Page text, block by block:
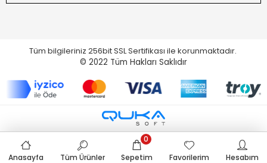
Tüm bilgileriniz 256bit SSL Sertifikası ile korunmaktadır.
© 2022 Tüm Hakları Saklıdır
Anasayfa Tüm Ürünler Sepetim
0
Favorilerim
Hesabım